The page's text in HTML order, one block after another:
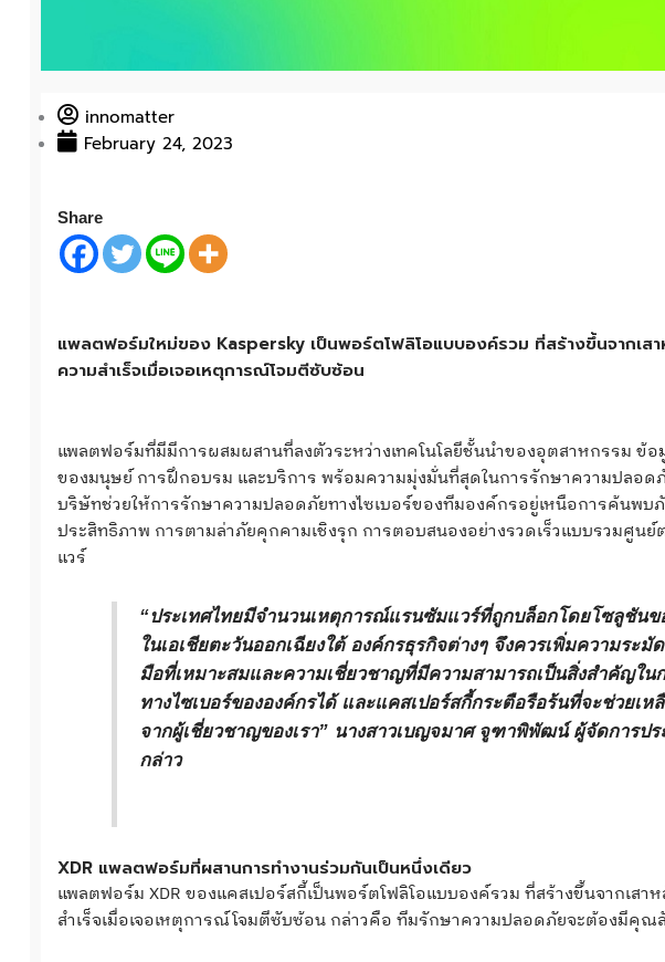
innomatter
February 24, 2023
Share
แพลตฟอร์มใหม่ของ Kaspersky เป็นพอร์ตโฟลิโอแบบองค์รวม ที่สร้างขึ้นจากเส
ความสำเร็จเมื่อเจอเหตุการณ์โจมตีซับซ้อน
แพลตฟอร์มที่มีมีการผสมผสานที่ลงตัวระหว่างเทคโนโลยีชั้นนำของอุตสาหกรรม ข้
ของมนุษย์ การฝึกอบรม และบริการ พร้อมความมุ่งมั่นที่สุดในการรักษาความปลอด
บริษัทช่วยให้การรักษาความปลอดภัยทางไซเบอร์ของทีมองค์กรอยู่เหนือการค้นพ
ประสิทธิภาพ การตามล่าภัยคุกคามเชิงรุก การตอบสนองอย่างรวดเร็วแบบรวมศูน
แวร์
“ประเทศไทยมีจำนวนเหตุการณ์แรนซัมแวร์ที่ถูกบล็อกโดยโซลูชันข
ในเอเชียตะวันออกเฉียงใต้ องค์กรธุรกิจต่างๆ จึงควรเพิ่มความระ
มือที่เหมาะสมและความเชี่ยวชาญที่มีความสามารถเป็นสิ่งสำคัญใน
ทางไซเบอร์ขององค์กรได้ และแคสเปอร์สกี้กระตือรือร้นที่จะช่วยเ
จากผู้เชี่ยวชาญของเรา” นางสาวเบญจมาศ จูฑาพิพัฒน์ ผู้จัดการปร
กล่าว
XDR แพลตฟอร์มที่ผสานการทำงานร่วมกันเป็นหนึ่งเดียว
แพลตฟอร์ม XDR ของแคสเปอร์สกี้เป็นพอร์ตโฟลิโอแบบองค์รวม ที่สร้างขึ้นจากเส
สำเร็จเมื่อเจอเหตุการณ์โจมตีซับซ้อน กล่าวคือ ทีมรักษาความปลอดภัยจะต้องมีคุ